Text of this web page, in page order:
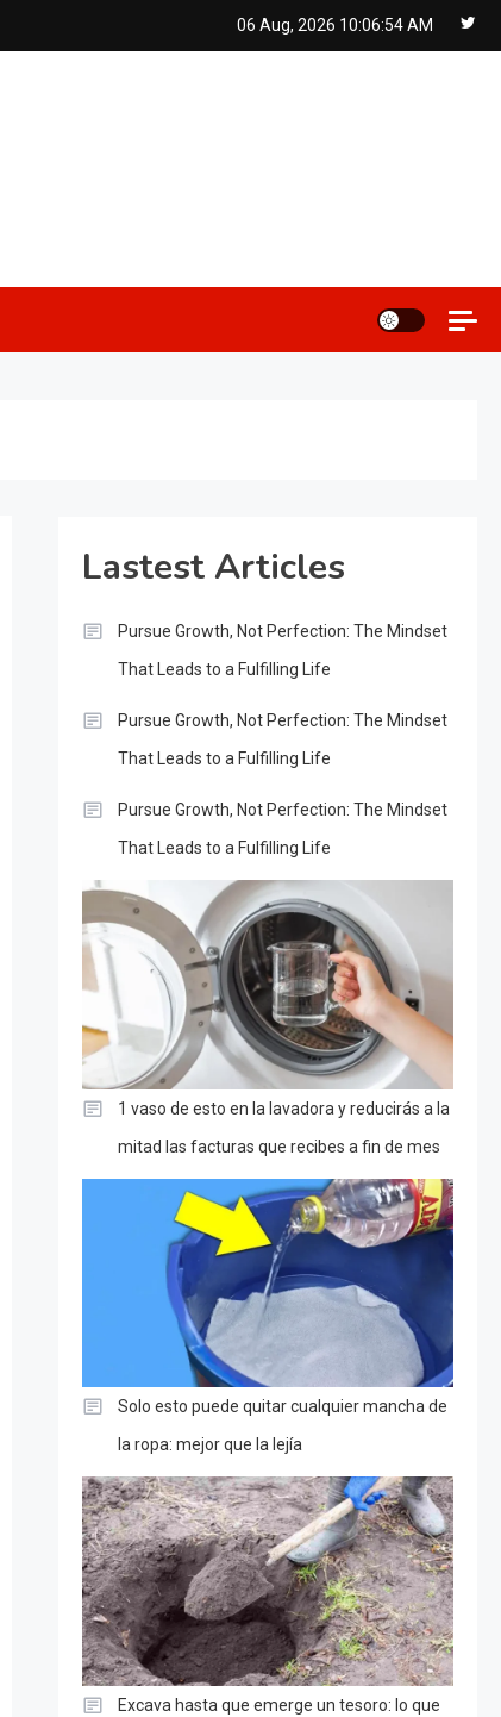
06 Aug, 2026 10:06:55 AM
Lastest Articles
Pursue Growth, Not Perfection: The Mindset
That Leads to a Fulfilling Life
Pursue Growth, Not Perfection: The Mindset
That Leads to a Fulfilling Life
Pursue Growth, Not Perfection: The Mindset
That Leads to a Fulfilling Life
1 vaso de esto en la lavadora y reducirás a la
mitad las facturas que recibes a fin de mes
Solo esto puede quitar cualquier mancha de
la ropa: mejor que la lejía
Excava hasta que emerge un tesoro: lo que